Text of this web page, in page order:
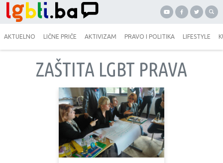
AKTUELNO LIČNE PRIČE AKTIVIZAM PRAVO I POLITIKA LIFESTYLE
ZAŠTITA LGBT PRAVA